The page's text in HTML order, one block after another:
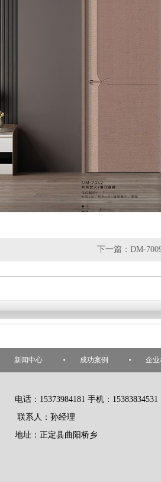
下一篇： DM-
新闻中心 成功案例 企
电话：15373984181 手机：15383834531
联系人：孙经理
地址：正定县曲阳桥乡